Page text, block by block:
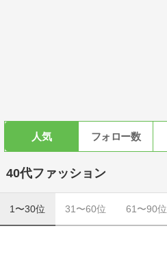
人気 フォロー数
40代ファッション
1〜30位 31〜60位 61〜90位